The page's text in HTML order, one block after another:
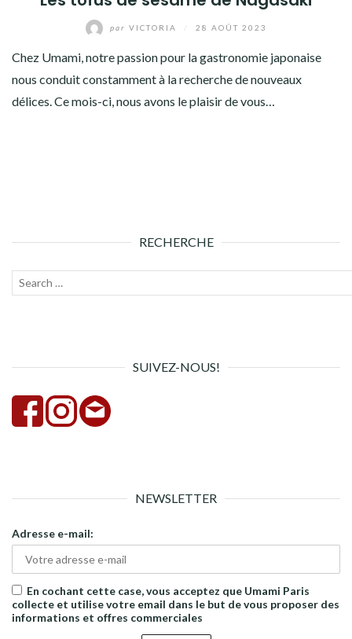
par VICTORIA 28 AOÛT 2023
Chez Umami, notre passion pour la gastronomie japonaise
nous conduit constamment à la recherche de nouveaux
délices. Ce mois-ci, nous avons le plaisir de vous…
RECHERCHE
Recherche
SUIVEZ-NOUS!
NEWSLETTER
Adresse e-mail:
En cochant cette case, vous acceptez que Umami Paris
collecte et utilise votre email dans le but de vous proposer des
informations et offres commerciales